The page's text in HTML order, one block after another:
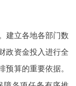
立各地各部门数
政资金投入进行全
算的重要依据。